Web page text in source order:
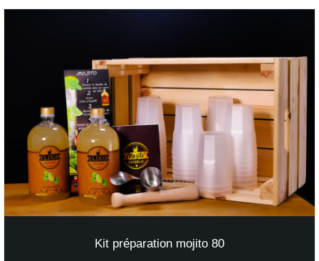
Kit préparation mojito 80